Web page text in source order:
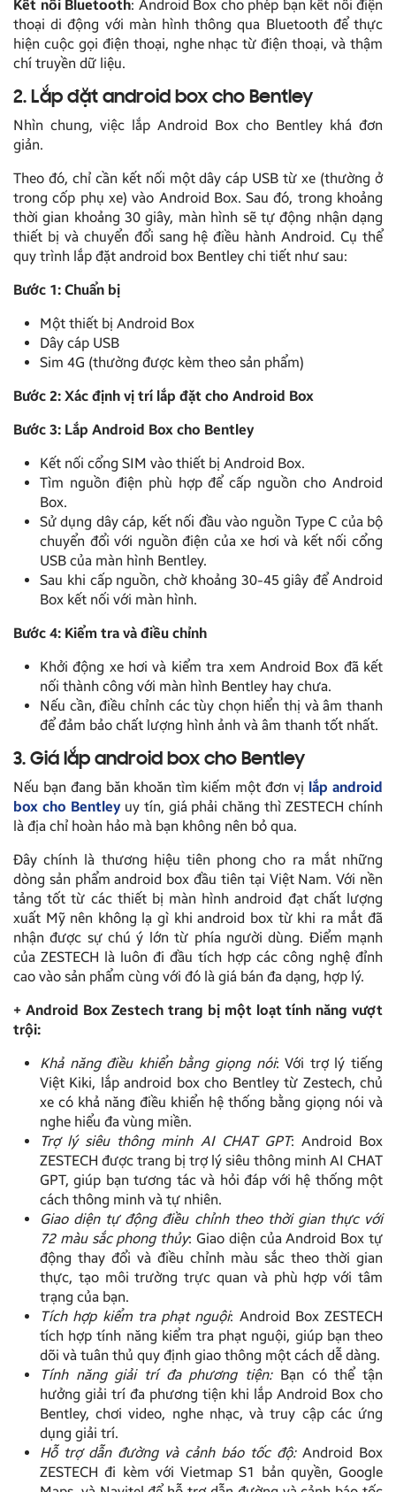
Kết nối Bluetooth: Android Box cho phép bạn kết nối điện
thoại di động với màn hình thông qua Bluetooth để thực
hiện cuộc gọi điện thoại, nghe nhạc từ điện thoại, và thậm
chí truyền dữ liệu.
2. Lắp đặt android box cho Bentley
Nhìn chung, việc lắp Android Box cho Bentley khá đơn
giản.
Theo đó, chỉ cần kết nối một dây cáp USB từ xe (thường ở
trong cốp phụ xe) vào Android Box. Sau đó, trong khoảng
thời gian khoảng 30 giây, màn hình sẽ tự động nhận dạng
thiết bị và chuyển đổi sang hệ điều hành Android. Cụ thể
quy trình lắp đặt android box Bentley chi tiết như sau:
Bước 1: Chuẩn bị
Một thiết bị Android Box
Dây cáp USB
Sim 4G (thường được kèm theo sản phẩm)
Bước 2: Xác định vị trí lắp đặt cho Android Box
Bước 3: Lắp Android Box cho Bentley
Kết nối cổng SIM vào thiết bị Android Box.
Tìm nguồn điện phù hợp để cấp nguồn cho Android
Box.
Sử dụng dây cáp, kết nối đầu vào nguồn Type C của bộ
chuyển đổi với nguồn điện của xe hơi và kết nối cổng
USB của màn hình Bentley.
Sau khi cấp nguồn, chờ khoảng 30-45 giây để Android
Box kết nối với màn hình.
Bước 4: Kiểm tra và điều chỉnh
Khởi động xe hơi và kiểm tra xem Android Box đã kết
nối thành công với màn hình Bentley hay chưa.
Nếu cần, điều chỉnh các tùy chọn hiển thị và âm thanh
để đảm bảo chất lượng hình ảnh và âm thanh tốt nhất.
3. Giá lắp android box cho Bentley
Nếu bạn đang băn khoăn tìm kiếm một đơn vị lắp android
box cho Bentley uy tín, giá phải chăng thì ZESTECH chính
là địa chỉ hoàn hảo mà bạn không nên bỏ qua.
Đây chính là thương hiệu tiên phong cho ra mắt những
dòng sản phẩm android box đầu tiên tại Việt Nam. Với nền
tảng tốt từ các thiết bị màn hình android đạt chất lượng
xuất Mỹ nên không lạ gì khi android box từ khi ra mắt đã
nhận được sự chú ý lớn từ phía người dùng. Điểm mạnh
của ZESTECH là luôn đi đầu tích hợp các công nghệ đỉnh
cao vào sản phẩm cùng với đó là giá bán đa dạng, hợp lý.
+ Android Box Zestech trang bị một loạt tính năng vượt
trội:
Khả năng điều khiển bằng giọng nói: Với trợ lý tiếng
Việt Kiki, lắp android box cho Bentley từ Zestech, chủ
xe có khả năng điều khiển hệ thống bằng giọng nói và
nghe hiểu đa vùng miền.
Trợ lý siêu thông minh AI CHAT GPT: Android Box
ZESTECH được trang bị trợ lý siêu thông minh AI CHAT
GPT, giúp bạn tương tác và hỏi đáp với hệ thống một
cách thông minh và tự nhiên.
Giao diện tự động điều chỉnh theo thời gian thực với
72 màu sắc phong thủy: Giao diện của Android Box tự
động thay đổi và điều chỉnh màu sắc theo thời gian
thực, tạo môi trường trực quan và phù hợp với tâm
trạng của bạn.
Tích hợp kiểm tra phạt nguội: Android Box ZESTECH
tích hợp tính năng kiểm tra phạt nguội, giúp bạn theo
dõi và tuân thủ quy định giao thông một cách dễ dàng.
Tính năng giải trí đa phương tiện:Bạn có thể tận
hưởng giải trí đa phương tiện khi lắp Android Box cho
Bentley, chơi video, nghe nhạc, và truy cập các ứng
dụng giải trí.
Hỗ trợ dẫn đường và cảnh báo tốc độ:Android Box
ZESTECH đi kèm với Vietmap S1 bản quyền, Google